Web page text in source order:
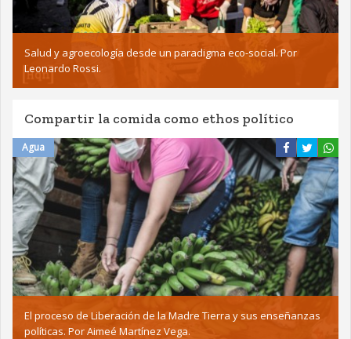
Salud y agroecología desde un paradigma eco-social. Por
Leonardo Rossi.
Compartir la comida como ethos político
Agua
El proceso de Liberación de la Madre Tierra y sus enseñanzas
políticas. Por Aimeé Martínez Vega.